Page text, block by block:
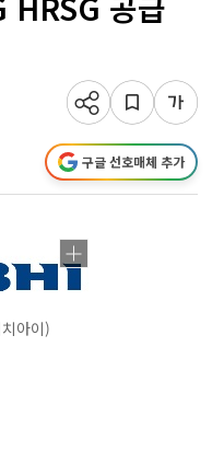
구글 선호매체 추가
아이)